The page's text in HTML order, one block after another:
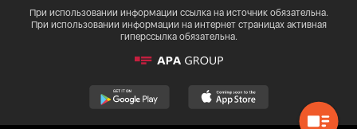
При использовании информации ссылка на источник обязательна.
При использовании информации на интернет страницах активная
гиперссылка обязательна.